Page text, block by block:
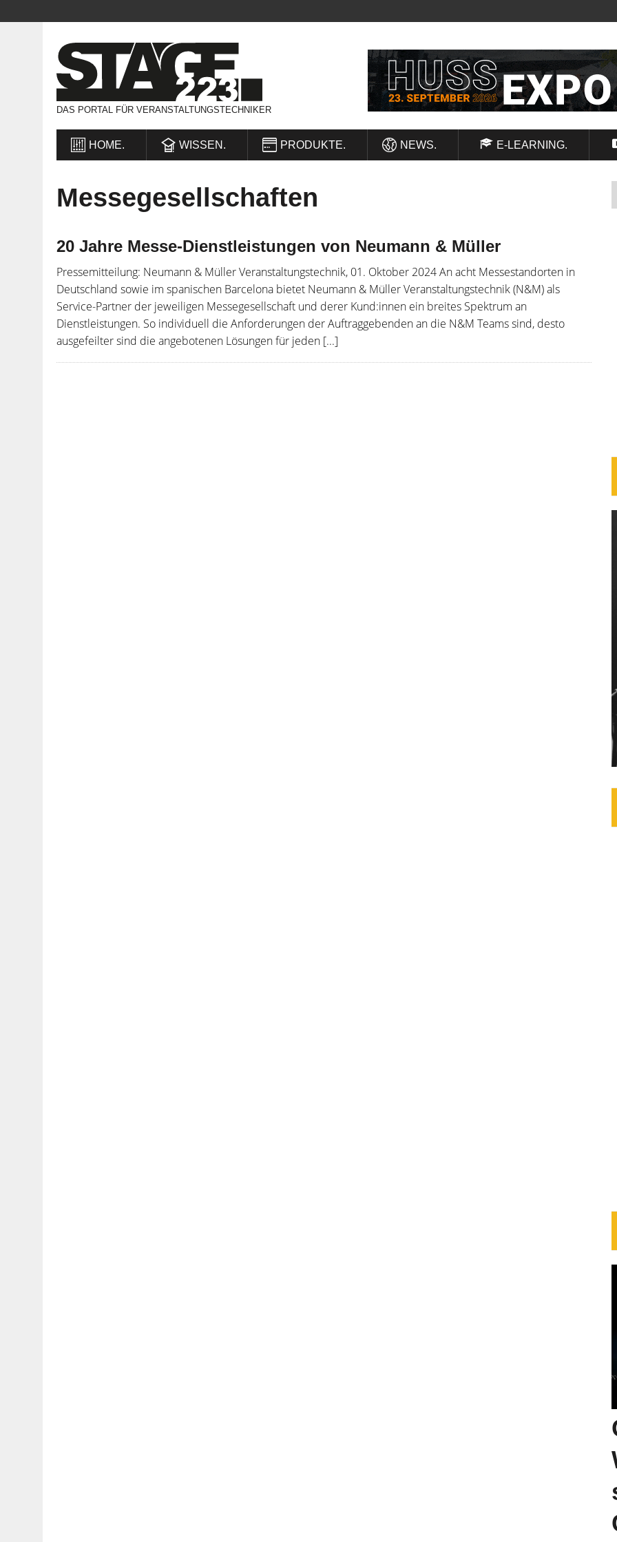
DAS PORTAL FÜR VERANSTALTUNGSTECHNIKER
HOME. WISSEN. PRODUKTE. NEWS. E-LEARNING.
Messegesellschaften
20 Jahre Messe-Dienstleistungen von Neumann & Müller
Pressemitteilung: Neumann & Müller Veranstaltungstechnik, 01. Oktober 2024 An acht Messestandorten in
Deutschland sowie im spanischen Barcelona bietet Neumann & Müller Veranstaltungstechnik (N&M) als
Service-Partner der jeweiligen Messegesellschaft und derer Kund:innen ein breites Spektrum an
Dienstleistungen. So individuell die Anforderungen der Auftraggebenden an die N&M Teams sind, desto
ausgefeilter sind die angebotenen Lösungen für jeden [...]